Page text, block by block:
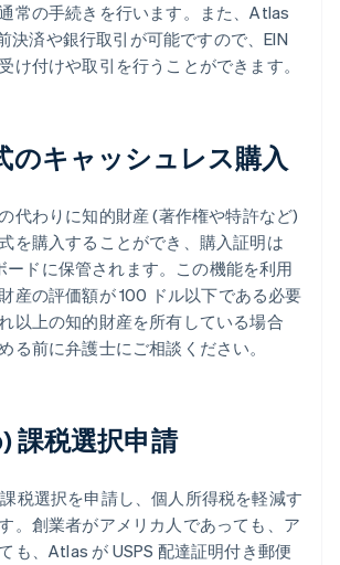
常の手続きを行います。また、Atlas
決済や銀行取引が可能ですので、EIN
け付けや取引を行うことができます。
のキャッシュレス購入
代わりに知的財産 (著作権や特許など)
を購入することができ、購入証明は
ードに保管されます。この機能を利用
産の評価額が 100 ドル以下である必要
以上の知的財産を所有している場合
る前に弁護士にご相談ください。
課税選択申請
税選択を申請し、個人所得税を軽減す
。創業者がアメリカ人であっても、ア
も、Atlas が USPS 配達証明付き郵便